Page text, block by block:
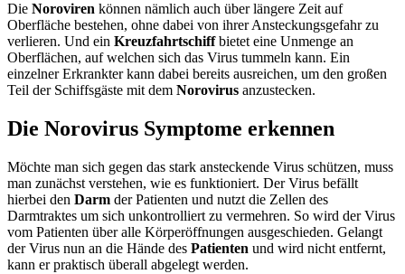
Die Noroviren können nämlich auch über längere Zeit auf
Oberfläche bestehen, ohne dabei von ihrer Ansteckungsgefahr zu
verlieren. Und ein Kreuzfahrtschiffbietet eine Unmenge an
Oberflächen, auf welchen sich das Virus tummeln kann. Ein
einzelner Erkrankter kann dabei bereits ausreichen, um den großen
Teil der Schiffsgäste mit dem Norovirus anzustecken.
Die Norovirus Symptome erkennen
Möchte man sich gegen das stark ansteckende Virus schützen, muss
man zunächst verstehen, wie es funktioniert. Der Virus befällt
hierbei den Darm der Patienten und nutzt die Zellen des
Darmtraktes um sich unkontrolliert zu vermehren. So wird der Virus
vom Patienten über alle Körperöffnungen ausgeschieden. Gelangt
der Virus nun an die Hände des Patienten und wird nicht entfernt,
kann er praktisch überall abgelegt werden.